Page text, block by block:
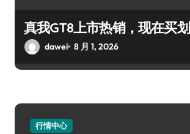
真我GT8上市热销，现在买
dawei 8 月 1, 2026
行情中心